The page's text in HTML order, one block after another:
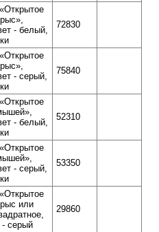
- белый,
72830
- серый,
75840
- белый,
52310
- серый,
53350
или
- серый
29860